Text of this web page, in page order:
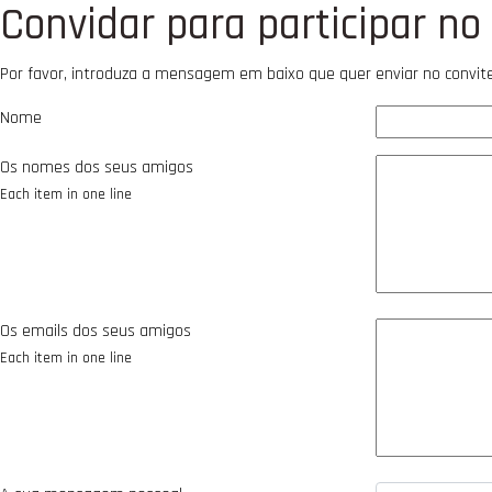
Convidar para participar
Por favor, introduza a mensagem em baixo que quer enviar no
Nome
Os nomes dos seus amigos
Each item in one line
Os emails dos seus amigos
Each item in one line